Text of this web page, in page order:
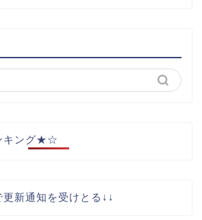
キング★☆
新通知を受けとる↓↓